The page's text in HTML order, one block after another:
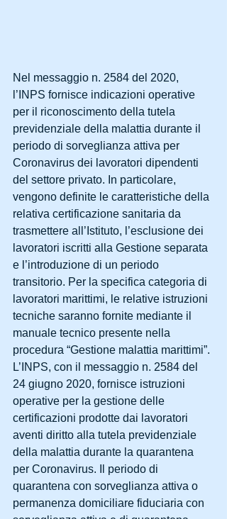
Nel messaggio n. 2584 del 2020,
l’INPS fornisce indicazioni operative
per il riconoscimento della tutela
previdenziale della malattia durante il
periodo di sorveglianza attiva per
Coronavirus dei lavoratori dipendenti
del settore privato. In particolare,
vengono definite le caratteristiche della
relativa certificazione sanitaria da
trasmettere all’Istituto, l’esclusione dei
lavoratori iscritti alla Gestione separata
e l’introduzione di un periodo
transitorio. Per la specifica categoria di
lavoratori marittimi, le relative istruzioni
tecniche saranno fornite mediante il
manuale tecnico presente nella
procedura “Gestione malattia marittimi”.
L’INPS, con il messaggio n. 2584 del
24 giugno 2020, fornisce istruzioni
operative per la gestione delle
certificazioni prodotte dai lavoratori
aventi diritto alla tutela previdenziale
della malattia durante la quarantena
per Coronavirus. Il periodo di
quarantena con sorveglianza attiva o
permanenza domiciliare fiduciaria con